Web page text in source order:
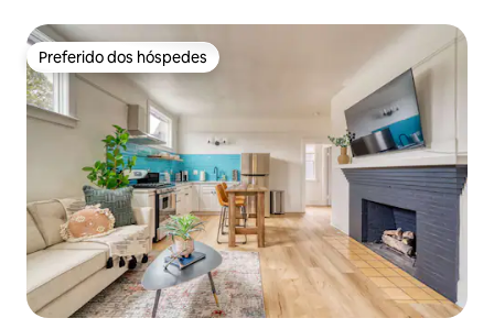
Preferido dos hóspedes
Preferido dos hóspedes